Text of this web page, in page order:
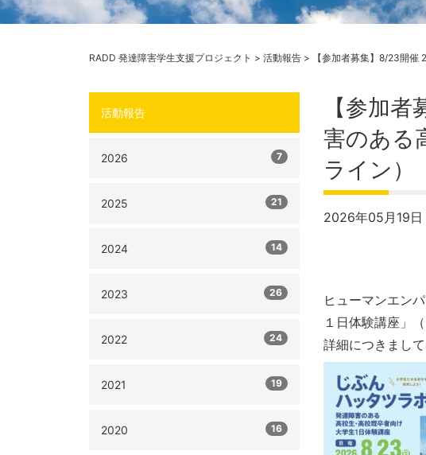
RADD 発達障害学生支援プロジェクト > 活動報告 > 【参加者募集】8/23開催
【参加
害のある
ライン）
2026年05月19日 |
ヒューマンエン
１日体験講座」
詳細につきまし
活動報告
2026 7
2025 21
2024 14
2023 26
2022 24
2021 19
2020 16